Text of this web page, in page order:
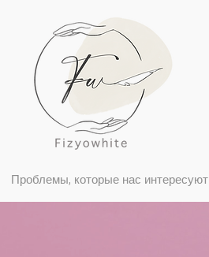
Проблемы, которые нас интересуют